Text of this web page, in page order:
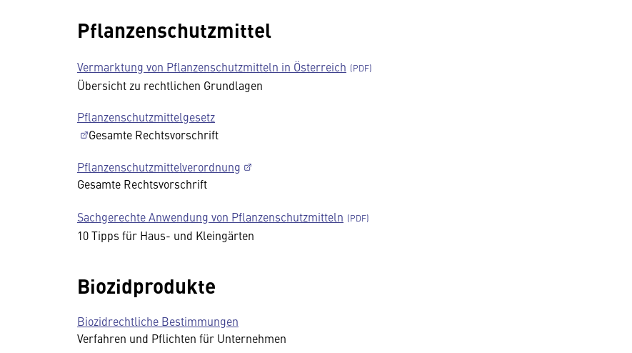
Pflanzenschutzmittel
Vermarktung von Pflanzenschutzmitteln in Österreich
Übersicht zu rechtlichen Grundlagen
Pflanzenschutzmittelgesetz
Gesamte Rechtsvorschrift
Pflanzenschutzmittelverordnung
Gesamte Rechtsvorschrift
Sachgerechte Anwendung von Pflanzenschutzmitteln
10 Tipps für Haus- und Kleingärten
Biozidprodukte
Biozidrechtliche Bestimmungen
Verfahren und Pflichten für Unternehmen